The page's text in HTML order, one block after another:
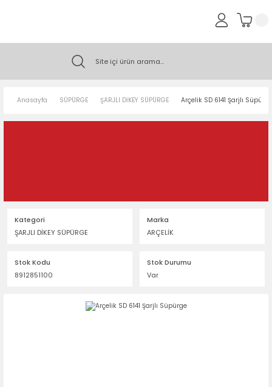
Anasayfa SÜPÜRGE ŞARJLI DİKEY SÜPÜRGE Arçelik SD 6141 Şarjlı Süpürge
Kategori
ŞARJLI DİKEY SÜPÜRGE
Marka
ARÇELİK
Stok Kodu
8912851100
Stok Durumu
Var